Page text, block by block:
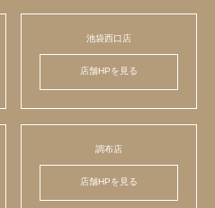
池袋西口店
店舗HPを見る
調布店
店舗HPを見る